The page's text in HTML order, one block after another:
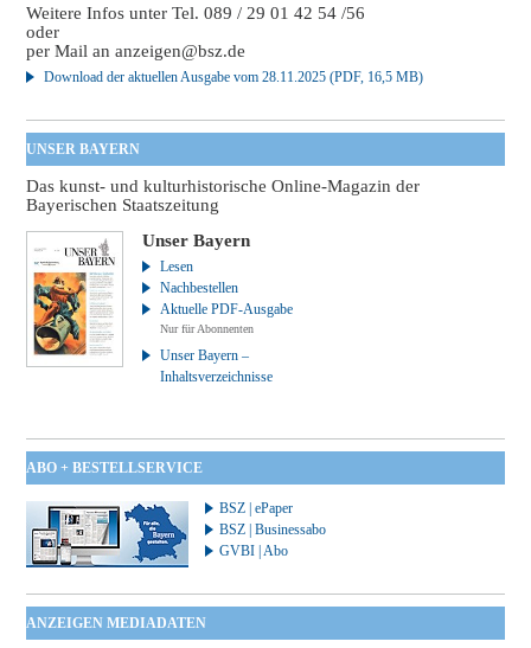
Weitere Infos unter Tel. 089 / 29 01 42 54 /56
oder
per Mail ananzeigen@bsz.de
Download der aktuellen Ausgabe vom 28.11.2025 (PDF, 16,5 MB)
UNSER BAYERN
Das kunst- und kulturhistorische Online-Magazin der
Bayerischen Staatszeitung
Unser Bayern
Lesen
Nachbestellen
Aktuelle PDF-Ausgabe
Nur für Abonnenten
Unser Bayern –
Inhaltsverzeichnisse
ABO + BESTELLSERVICE
BSZ | ePaper
BSZ | Businessabo
GVBI | Abo
ANZEIGEN MEDIADATEN